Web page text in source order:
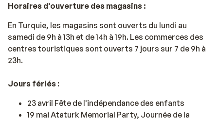
Horaires d'ouverture des magasins :
En Turquie, les magasins sont ouverts du lundi au
samedi de 9h à 13h et de 14h à 19h. Les commerces des
centres touristiques sont ouverts 7 jours sur 7 de 9h à
23h.
Jours fériés :
23 avril Fête de l'indépendance des enfants
19 mai Ataturk Memorial Party, Journée de la